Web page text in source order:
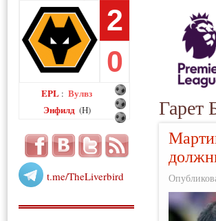
2
0
EPL : Вулвз
Энфилд (H)
t.me/TheLiverbird
Гарет